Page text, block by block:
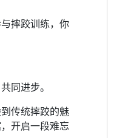
摔跤训练，你
同进步。
传统摔跤的魅
开启一段难忘